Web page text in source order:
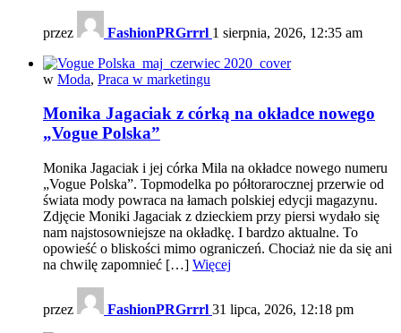
przez FashionPRGrrrl 1 sierpnia, 2026, 12:35 am
w Moda, Praca w marketingu
Monika Jagaciak z córką na okładce nowego
„Vogue Polska”
Monika Jagaciak i jej córka Mila na okładce nowego numeru
„Vogue Polska”. Topmodelka po półtorarocznej przerwie od
świata mody powraca na łamach polskiej edycji magazynu.
Zdjęcie Moniki Jagaciak z dzieckiem przy piersi wydało się
nam najstosowniejsze na okładkę. I bardzo aktualne. To
opowieść o bliskości mimo ograniczeń. Chociaż nie da się ani
na chwilę zapomnieć […] Więcej
przez FashionPRGrrrl 31 lipca, 2026, 12:18 pm